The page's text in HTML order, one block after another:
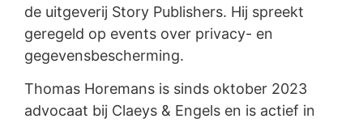
de uitgeverij Story Publishers. Hij spreekt
geregeld op events over privacy- en
gegevensbescherming.
Thomas Horemans is sinds oktober 2023
advocaat bij Claeys & Engels en is actief in